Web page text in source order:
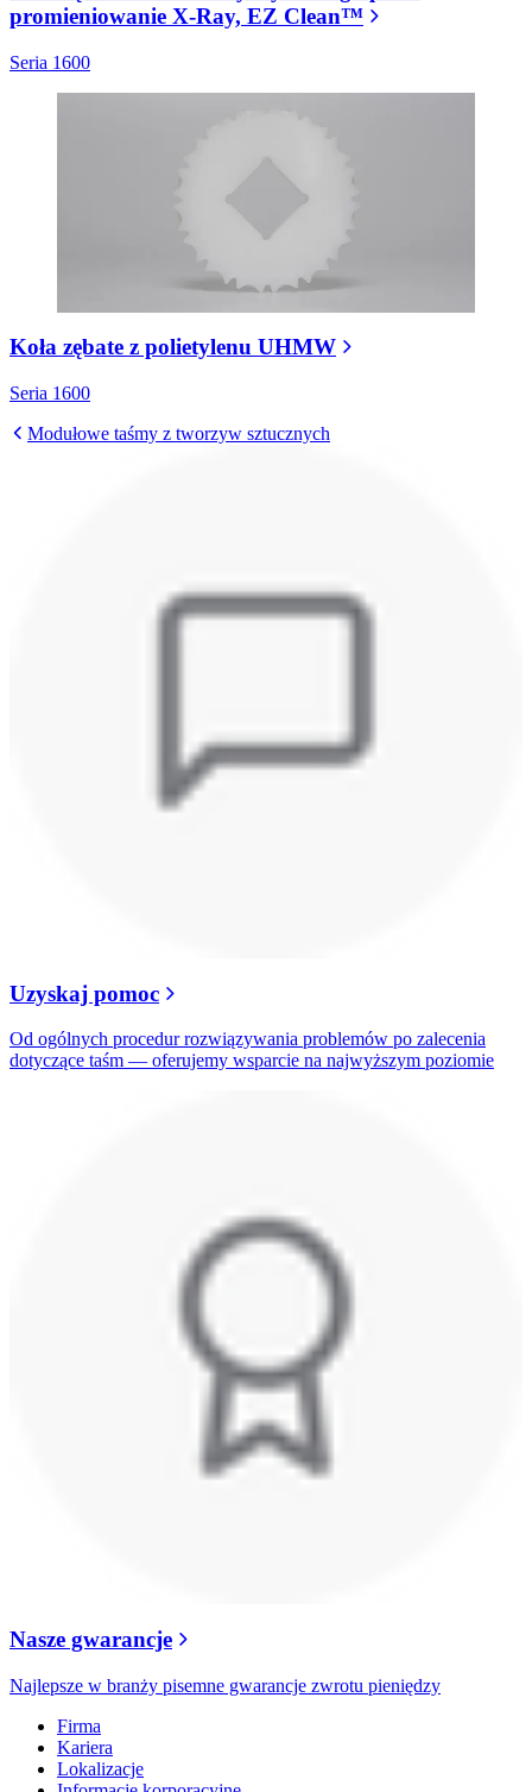
promieniowanie X-Ray, EZ Clean™
Seria 1600
Koła zębate z polietylenu UHMW
Seria 1600
Modułowe taśmy z tworzyw sztucznych
Uzyskaj pomoc
Od ogólnych procedur rozwiązywania problemów po zalecenia
dotyczące taśm — oferujemy wsparcie na najwyższym poziomie
Nasze gwarancje
Najlepsze w branży pisemne gwarancje zwrotu pieniędzy
Firma
Kariera
Lokalizacje